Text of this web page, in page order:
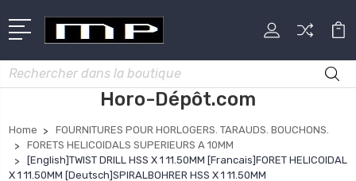
Rechercher
Horo-Dépôt.com
Home
FOURNITURES POUR HORLOGERS. TARAUDS. BOUCHONS.
FORETS HELICOIDALS SUPERIEURS A 10MM
[English]TWIST DRILL HSS X 1 11.50MM [Francais]FORET HELICOIDAL
X 1 11.50MM [Deutsch]SPIRALBOHRER HSS X 1 11.50MM